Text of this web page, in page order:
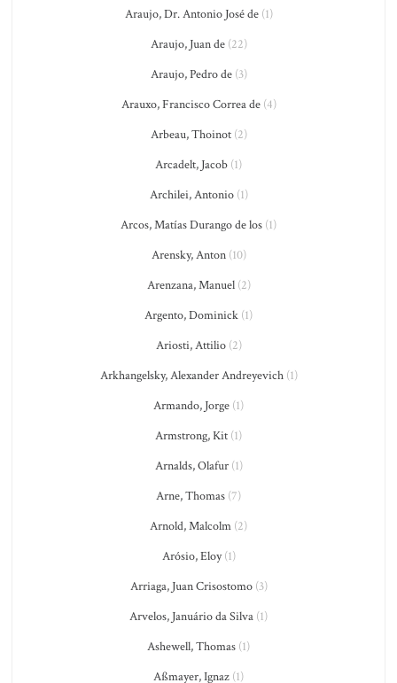
Araujo, Dr. Antonio José de(1)
Araujo, Juan de(22)
Araujo, Pedro de(3)
Arauxo, Francisco Correa de(4)
Arbeau, Thoinot(2)
Arcadelt, Jacob (1)
Archilei, Antonio(1)
Arcos, Matías Durango de los (1)
Arensky, Anton(10)
Arenzana, Manuel(2)
Argento, Dominick (1)
Ariosti, Attilio(2)
Arkhangelsky, Alexander Andreyevich(1)
Armando, Jorge (1)
Armstrong, Kit (1)
Arnalds, Olafur(1)
Arne, Thomas (7)
Arnold, Malcolm (2)
Arósio, Eloy(1)
Arriaga, Juan Crisostomo(3)
Arvelos, Januário da Silva (1)
Ashewell, Thomas (1)
Aßmayer, Ignaz (1)